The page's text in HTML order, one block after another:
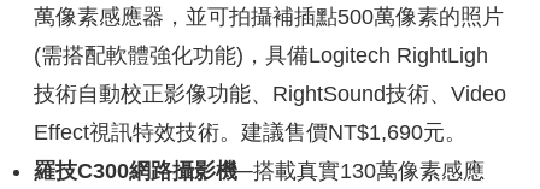
萬像素感應器，並可拍攝補插點500萬像素的照片
(需搭配軟體強化功能)，具備Logitech RightLigh
技術自動校正影像功能、RightSound技術、Video
Effect視訊特效技術。建議售價NT$1,690元。
羅技C300網路攝影機─搭載真實130萬像素感應